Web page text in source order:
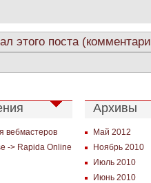
этого поста
вебмастеров
-> Rapida Online
Архивы
Май 2012
Ноябрь 2010
Июль 2010
Июнь 2010